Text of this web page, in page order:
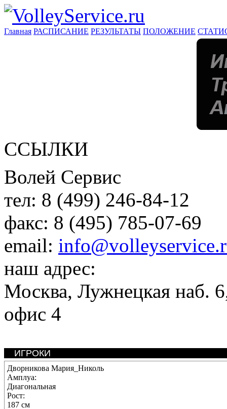
Главная РАСПИСАНИЕ РЕЗУЛЬТАТЫ ПОЛОЖЕНИЕ
ССЫЛКИ
Волей Сервис
тел: 8 (499) 246-84-12
факс: 8 (495) 785-07-69
email:
наш адрес:
Москва, Лужнецкая наб.
офис 4
ИГРОКИ
Дворникова Мария_Николь
Амплуа:
Диагональная
Рост:
187 см